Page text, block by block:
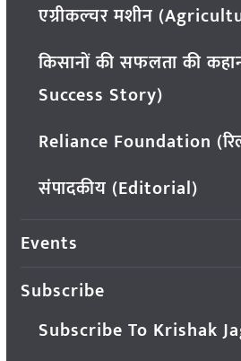
एग्रीकल्चर मशीन
किसानों की सफलता की
Success Story)
Reliance Foundation
संपादकीय (Editorial)
Events
Subscribe
Subscribe To Krishak